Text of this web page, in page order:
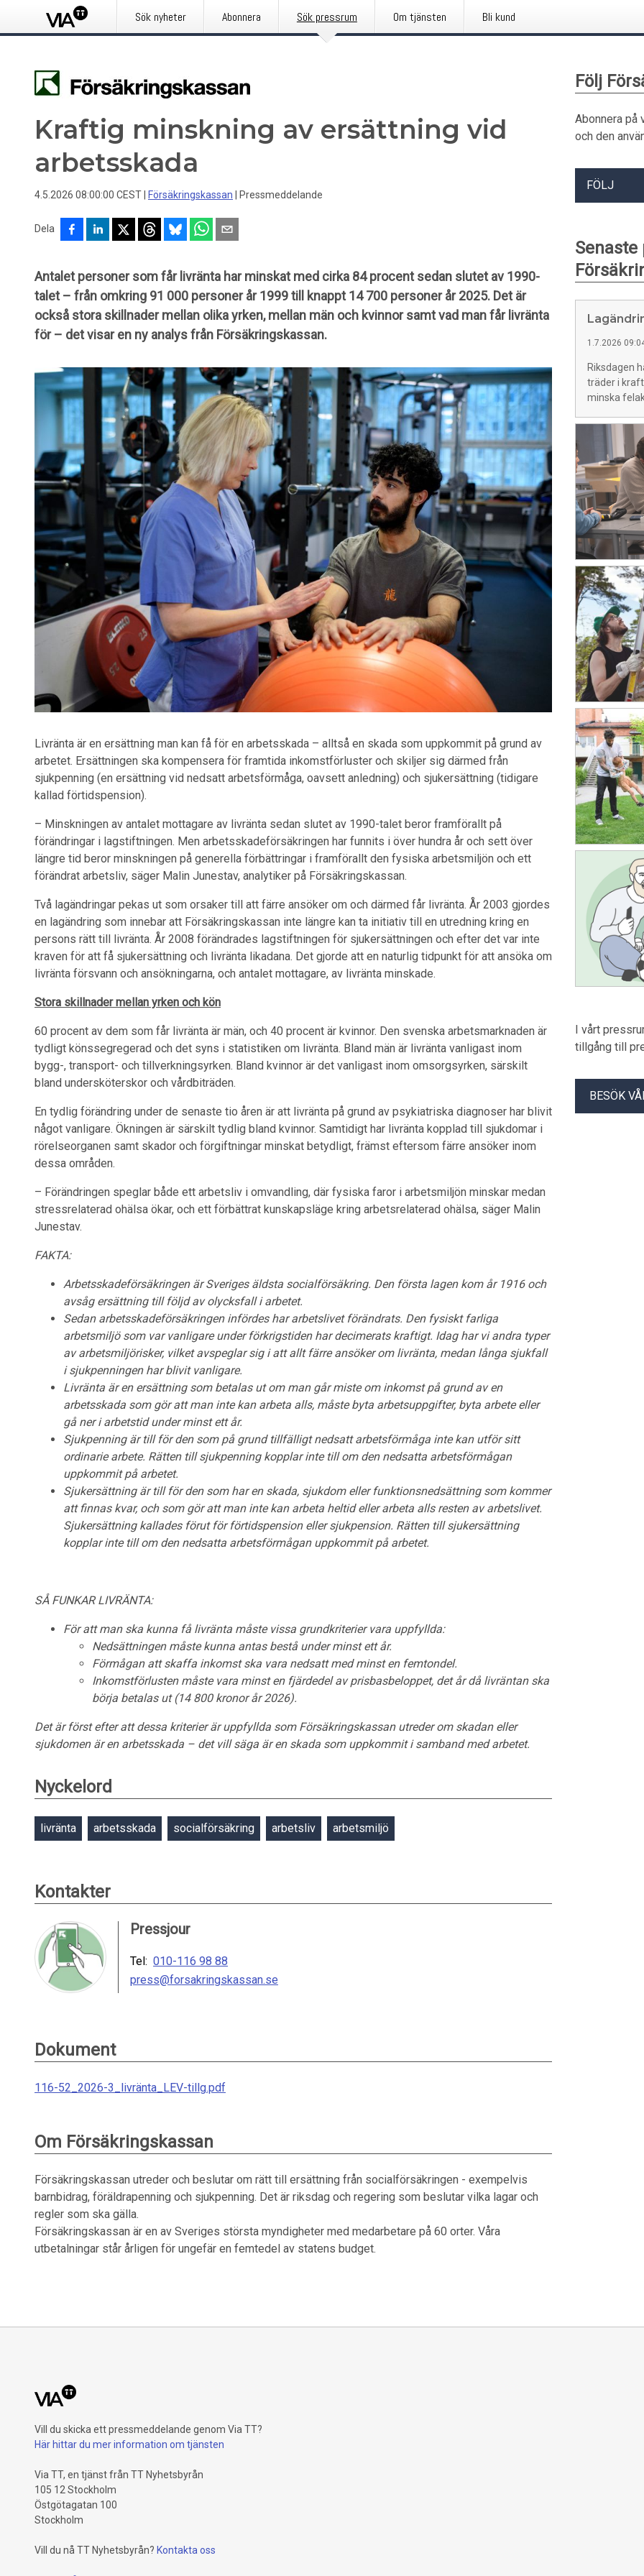
Sök nyheter Abonnera Sök pressrum Om tjänsten Bli kund
Kraftig minskning av ersättning vid
arbetsskada
4.5.2026 08:00:00 CEST Försäkringskassan Pressmeddelande
Dela
Antalet personer som får livränta har minskat med cirka 84 procent sedan slutet av 1990-
talet – från omkring 91 000 personer år 1999 till knappt 14 700 personer år 2025. Det är
också stora skillnader mellan olika yrken, mellan män och kvinnor samt vad man får livränta
för – det visar en ny analys från Försäkringskassan.
Livränta är en ersättning man kan få för en arbetsskada – alltså en skada som uppkommit på grund av
arbetet. Ersättningen ska kompensera för framtida inkomstförluster och skiljer sig därmed från
sjukpenning (en ersättning vid nedsatt arbetsförmåga, oavsett anledning) och sjukersättning (tidigare
kallad förtidspension).
– Minskningen av antalet mottagare av livränta sedan slutet av 1990-talet beror framförallt på
förändringar i lagstiftningen. Men arbetsskadeförsäkringen har funnits i över hundra år och sett över
längre tid beror minskningen på generella förbättringar i framförallt den fysiska arbetsmiljön och ett
förändrat arbetsliv, säger Malin Junestav, analytiker på Försäkringskassan.
Två lagändringar pekas ut som orsaker till att färre ansöker om och därmed får livränta. År 2003 gjordes
en lagändring som innebar att Försäkringskassan inte längre kan ta initiativ till en utredning kring en
persons rätt till livränta. År 2008 förändrades lagstiftningen för sjukersättningen och efter det var inte
kraven för att få sjukersättning och livränta likadana. Det gjorde att en naturlig tidpunkt för att ansöka om
livränta försvann och ansökningarna, och antalet mottagare, av livränta minskade.
Stora skillnader mellan yrken och kön
60 procent av dem som får livränta är män, och 40 procent är kvinnor. Den svenska arbetsmarknaden är
tydligt könssegregerad och det syns i statistiken om livränta. Bland män är livränta vanligast inom
bygg-, transport- och tillverkningsyrken. Bland kvinnor är det vanligast inom omsorgsyrken, särskilt
bland undersköterskor och vårdbiträden.
En tydlig förändring under de senaste tio åren är att livränta på grund av psykiatriska diagnoser har blivit
något vanligare. Ökningen är särskilt tydlig bland kvinnor. Samtidigt har livränta kopplad till sjukdomar i
rörelseorganen samt skador och förgiftningar minskat betydligt, främst eftersom färre ansöker inom
dessa områden.
– Förändringen speglar både ett arbetsliv i omvandling, där fysiska faror i arbetsmiljön minskar medan
stressrelaterad ohälsa ökar, och ett förbättrat kunskapsläge kring arbetsrelaterad ohälsa, säger Malin
Junestav.
FAKTA:
Arbetsskadeförsäkringen är Sveriges äldsta socialförsäkring. Den första lagen kom år 1916 och
avsåg ersättning till följd av olycksfall i arbetet.
Sedan arbetsskadeförsäkringen infördes har arbetslivet förändrats. Den fysiskt farliga
arbetsmiljö som var vanligare under förkrigstiden har decimerats kraftigt. Idag har vi andra typer
av arbetsmiljörisker, vilket avspeglar sig i att allt färre ansöker om livränta, medan långa sjukfall
i sjukpenningen har blivit vanligare.
Livränta är en ersättning som betalas ut om man går miste om inkomst på grund av en
arbetsskada som gör att man inte kan arbeta alls, måste byta arbetsuppgifter, byta arbete eller
gå ner i arbetstid under minst ett år.
Sjukpenning är till för den som på grund tillfälligt nedsatt arbetsförmåga inte kan utför sitt
ordinarie arbete. Rätten till sjukpenning kopplar inte till om den nedsatta arbetsförmågan
uppkommit på arbetet.
Sjukersättning är till för den som har en skada, sjukdom eller funktions­nedsättning som kommer
att finnas kvar, och som gör att man inte kan arbeta heltid eller arbeta alls resten av arbetslivet.
Sjukersättning kallades förut för förtidspension eller sjukpension. Rätten till sjukersättning
kopplar inte till om den nedsatta arbetsförmågan uppkommit på arbetet.
SÅ FUNKAR LIVRÄNTA:
För att man ska kunna få livränta måste vissa grundkriterier vara uppfyllda:
Nedsättningen måste kunna antas bestå under minst ett år.
Förmågan att skaffa inkomst ska vara nedsatt med minst en femtondel.
Inkomstförlusten måste vara minst en fjärdedel av prisbasbeloppet, det år då livräntan ska
börja betalas ut (14 800 kronor år 2026).
Det är först efter att dessa kriterier är uppfyllda som Försäkringskassan utreder om skadan eller
sjukdomen är en arbetsskada – det vill säga är en skada som uppkommit i samband med arbetet.
Nyckelord
livränta arbetsskada socialförsäkring arbetsliv arbetsmiljö
Kontakter
Pressjour
Tel: 010-116 98 88
press@forsakringskassan.se
Dokument
116-52_2026-3_livränta_LEV-tillg.pdf
Om Försäkringskassan
Försäkringskassan utreder och beslutar om rätt till ersättning från socialförsäkringen - exempelvis
barnbidrag, föräldrapenning och sjukpenning. Det är riksdag och regering som beslutar vilka lagar och
regler som ska gälla.
Försäkringskassan är en av Sveriges största myndigheter med medarbetare på 60 orter. Våra
utbetalningar står årligen för ungefär en femtedel av statens budget.
Följ
Abonnera på
och den
FÖLJ
1.7.2026
Riksdagen
träder i
minska
I vårt
tillgång till
BESÖK
Vill du skicka ett pressmeddelande genom Via TT?
Här hittar du mer information om tjänsten
Via TT, en tjänst från TT Nyhetsbyrån
105 12 Stockholm
Östgötagatan 100
Stockholm
Vill du nå TT Nyhetsbyrån? Kontakta oss